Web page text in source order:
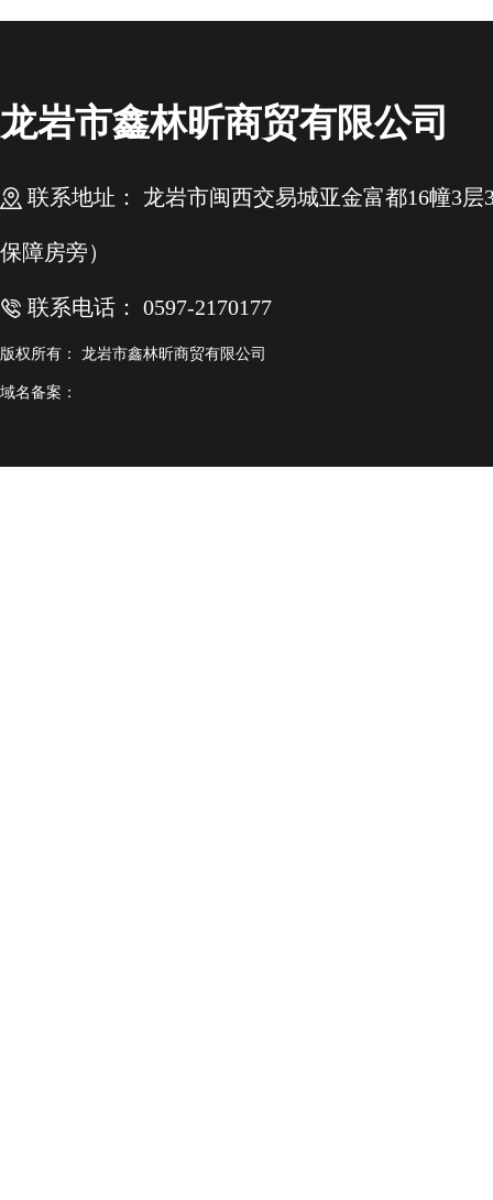
龙岩市鑫林昕商贸有限公司
联系地址： 龙岩市闽西交易城亚金富都16幢3层
保障房旁）
联系电话： 0597-2170177
版权所有： 龙岩市鑫林昕商贸有限公司
域名备案：